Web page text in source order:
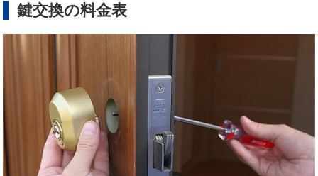
鍵交換の料金表